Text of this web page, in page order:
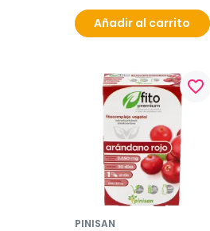
Añadir al carrito
favorite_border
PINISAN